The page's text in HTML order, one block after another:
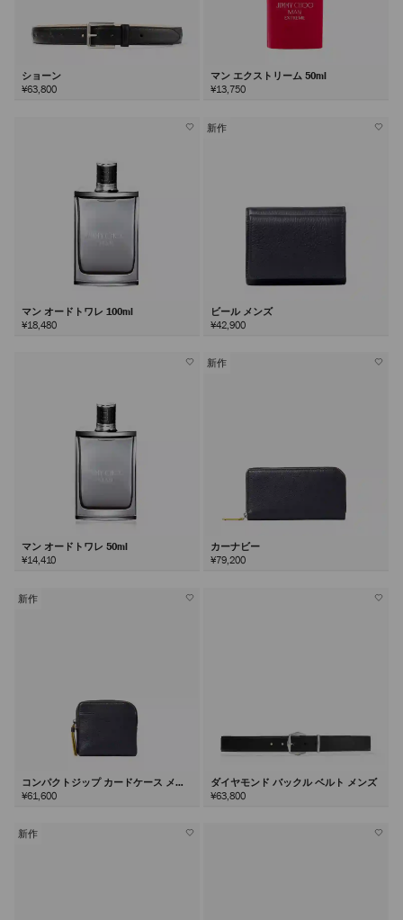
ショーン
¥63,800
マン エクストリーム 50ml
¥13,750
マン オードトワレ 100ml
¥18,480
新作
ビール メンズ
¥42,900
マン オードトワレ 50ml
¥14,410
新作
カーナビー
¥79,200
新作
コンパクトジップ カードケース メン
ズ
¥61,600
ダイヤモンド バックル ベルト メンズ
¥63,800
新作